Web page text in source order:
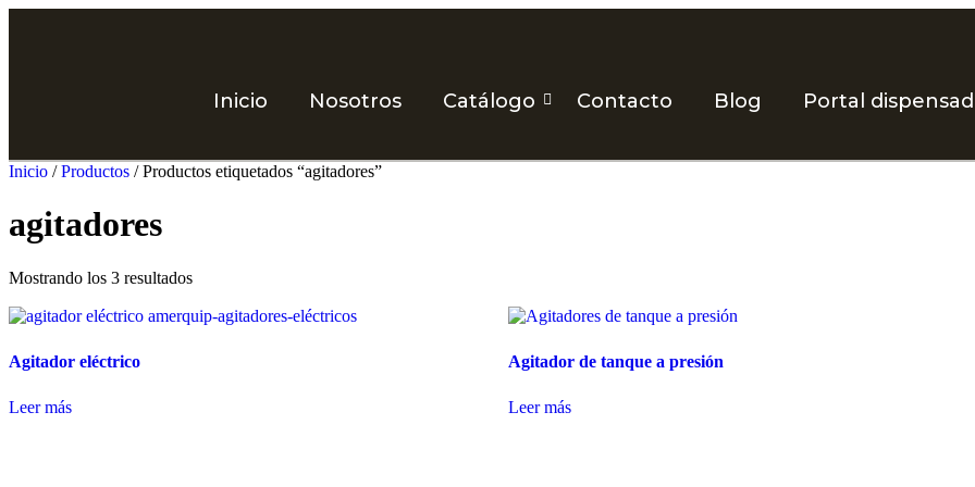
Inicio Nosotros Catálogo Contacto Blog Portal
Inicio /Productos / Productos etiquetados “agitadores”
agitadores
Mostrando los 3 resultados
Agitador eléctrico
Leer más
Agitador de tanque a presión
Leer más